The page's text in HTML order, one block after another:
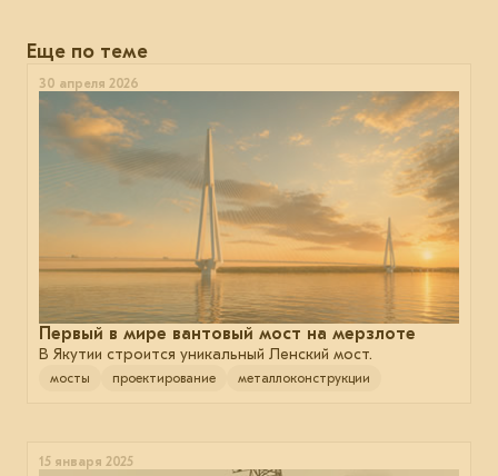
Еще по теме
30 апреля 2026
Первый в мире вантовый мост на мерзлоте
В Якутии строится уникальный Ленский мост.
мосты проектирование металлоконструкции
15 января 2025